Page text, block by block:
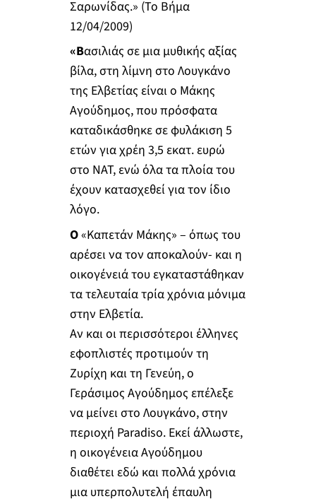
Σαρωνίδας.» (Το Βήμα
12/04/2009)
«Βασιλιάς σε μια μυθικής αξίας
βίλα, στη λίμνη στο Λουγκάνο
της Ελβετίας είναι ο Μάκης
Αγούδημος, που πρόσφατα
καταδικάσθηκε σε φυλάκιση 5
ετών για χρέη 3,5 εκατ. ευρώ
στο ΝΑΤ, ενώ όλα τα πλοία του
έχουν κατασχεθεί για τον ίδιο
λόγο.
Ο«Καπετάν Μάκης» – όπως του
αρέσει να τον αποκαλούν- και η
οικογένειά του εγκαταστάθηκαν
τα τελευταία τρία χρόνια μόνιμα
στην Ελβετία.
Αν και οι περισσότεροι έλληνες
εφοπλιστές προτιμούν τη
Ζυρίχη και τη Γενεύη, ο
Γεράσιμος Αγούδημος επέλεξε
να μείνει στο Λουγκάνο, στην
περιοχή Paradiso. Εκεί άλλωστε,
η οικογένεια Αγούδημου
διαθέτει εδώ και πολλά χρόνια
μια υπερπολυτελή έπαυλη